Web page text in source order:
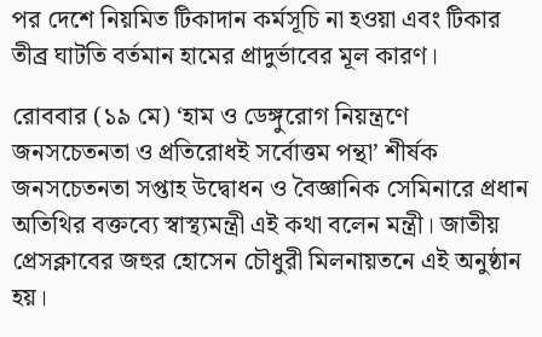
পর দেশে নিয়মিত টিকাদান কর্মসূচি না হওয়া এবং টিকার
তীব্র ঘাটতি বর্তমান হামের প্রাদুর্ভাবের মূল কারণ।
রোববার (১৯ মে) ‘হাম ও ডেঙ্গুরোগ নিয়ন্ত্রণে
জনসচেতনতা ও প্রতিরোধই সর্বোত্তম পন্থা’ শীর্ষক
জনসচেতনতা সপ্তাহ উদ্বোধন ও বৈজ্ঞানিক সেমিনারে প্রধান
অতিথির বক্তব্যে স্বাস্থ্যমন্ত্রী এই কথা বলেন মন্ত্রী। জাতীয়
প্রেসক্লাবের জহুর হোসেন চৌধুরী মিলনায়তনে এই অনুষ্ঠান
হয়।